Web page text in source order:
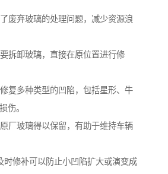
废弃玻璃的处理问题，减少资源浪
拆卸玻璃，直接在原位置进行修
复多种类型的凹陷，包括星形、牛
伤。
厂玻璃得以保留，有助于维持车辆
时修补可以防止小凹陷扩大或演变成